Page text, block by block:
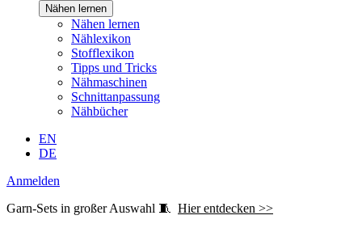
Nähen lernen
Nähen lernen
Nählexikon
Stofflexikon
Tipps und Tricks
Nähmaschinen
Schnittanpassung
Nähbücher
EN
DE
Anmelden
Garn-Sets in großer Auswahl 🧵 Hier entdecken >>